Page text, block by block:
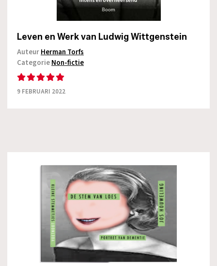
Leven en Werk van Ludwig Wittgenstein
AuteurHerman Torfs
CategorieNon-fictie
9 FEBRUARI 2022